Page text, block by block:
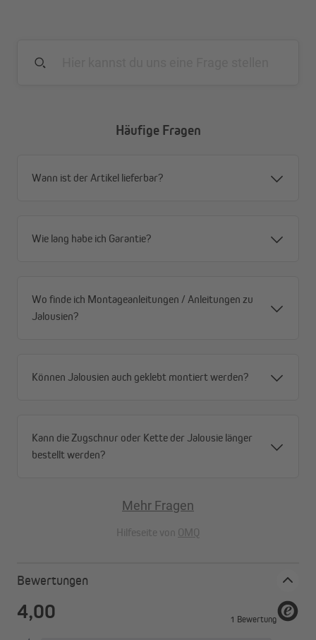
Häufige Fragen
Wann ist der Artikel lieferbar?
Wie lang habe ich Garantie?
Wo finde ich Montageanleitungen / Anleitungen zu
Jalousien?
Können Jalousien auch geklebt montiert werden?
Kann die Zugschnur oder Kette der Jalousie länger
bestellt werden?
Mehr Fragen
Hilfeseite von OMQ
Bewertungen